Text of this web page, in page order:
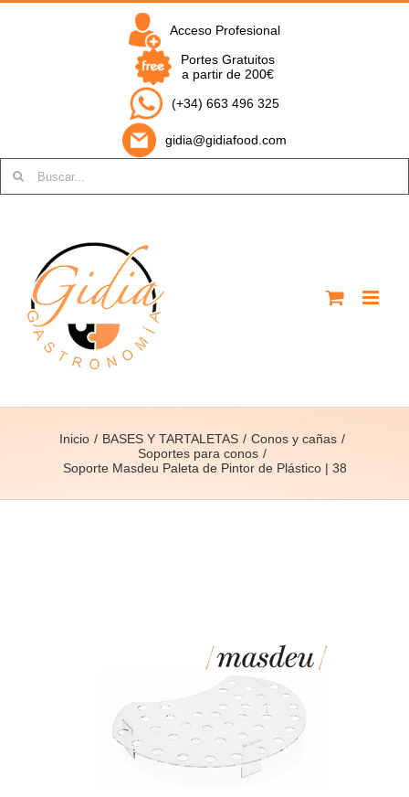
Saltar
Acceso Profesional
Portes Gratuitos
a partir de 200€
(+34) 663 496 325
gidia@gidiafood.com
Inicio BASES Y TARTALETAS
Conos y cañas
Soportes para conos
Soporte Masdeu Paleta de Pintor de Plástico | 38